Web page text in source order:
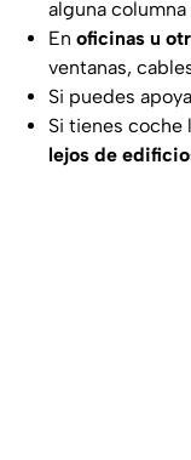
alguna
En oficinas u
ventanas,
Si puedes
Si tienes coche
lejos de